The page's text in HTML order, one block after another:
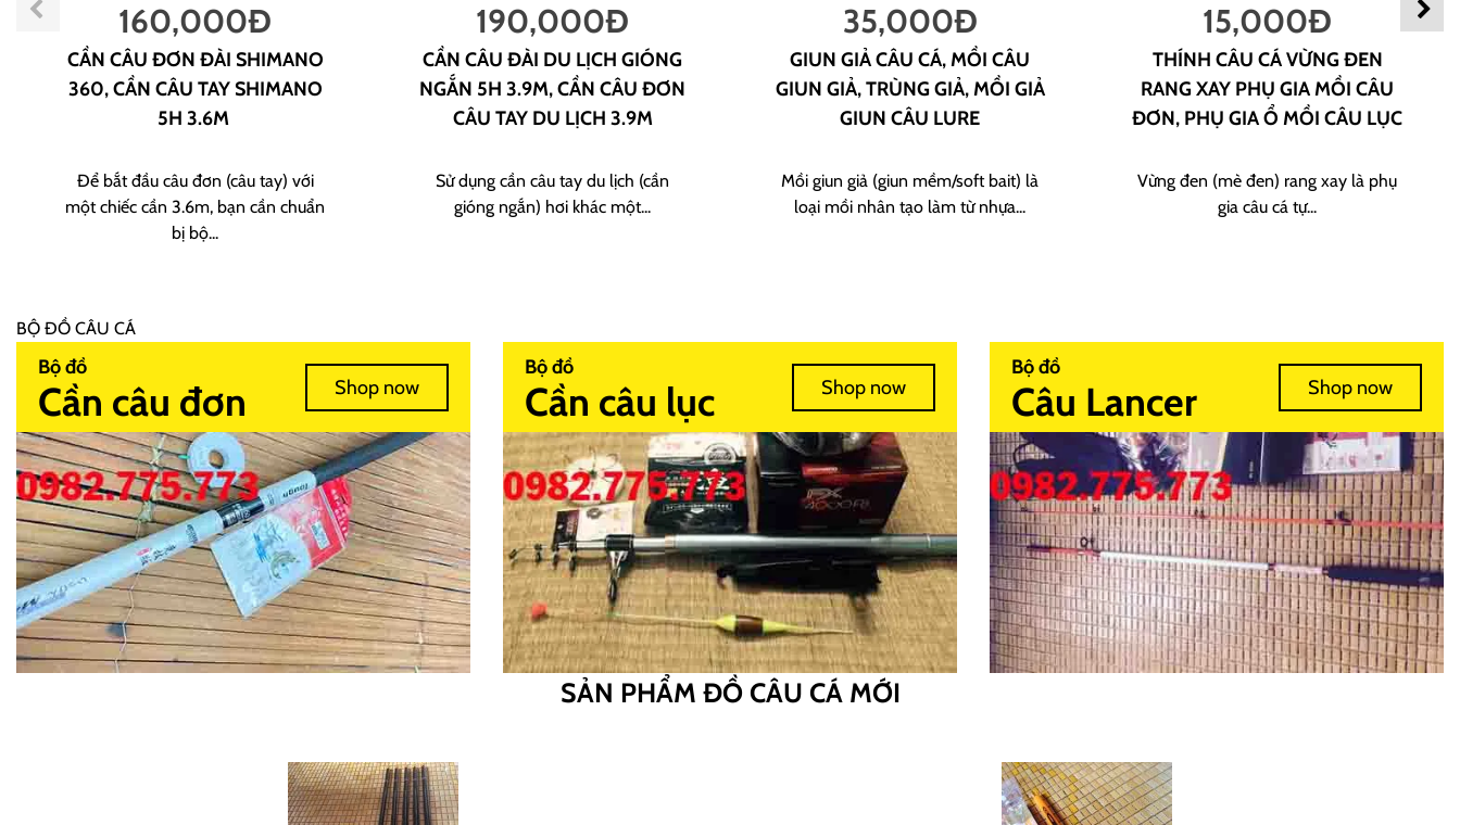
160,000Đ
CẦN CÂU ĐƠN ĐÀI SHIMANO
360, CẦN CÂU TAY SHIMANO
5H 3.6M
Để bắt đầu câu đơn (câu tay) với
một chiếc cần 3.6m, bạn cần chuẩn
bị bộ...
190,000Đ
CẦN CÂU ĐÀI DU LỊCH GIÓNG
NGẮN 5H 3.9M, CẦN CÂU ĐƠN
CÂU TAY DU LỊCH 3.9M
Sử dụng cần câu tay du lịch (cần
gióng ngắn) hơi khác một...
35,000Đ
GIUN GIẢ CÂU CÁ, MỒI CÂU
GIUN GIẢ, TRÙNG GIẢ, MỒI GIẢ
GIUN CÂU LURE
Mồi giun giả (giun mềm/soft bait) là
loại mồi nhân tạo làm từ nhựa...
15,000Đ
THÍNH CÂU CÁ VỪNG ĐEN
RANG XAY PHỤ GIA MỒI CÂU
ĐƠN, PHỤ GIA Ổ MỒI CÂU LỤC
Vừng đen (mè đen) rang xay là phụ
gia câu cá tự...
BỘ ĐỒ CÂU CÁ
Bộ đồ
Cần câu đơn Shop now
Bộ đồ
Cần câu lục Shop now
Bộ đồ
Câu Lancer Shop now
SẢN PHẨM ĐỒ CÂU CÁ MỚI